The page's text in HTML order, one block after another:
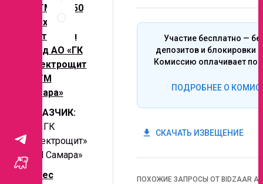
Правила
ор ТМГП-250
по схеме
Скотта для
нужд АО «ГК
«Электрощит
» - ТМ
Самара»
ЗАКАЗЧИК:
АО «ГК
«Электрощит»
- ТМ Самара»
Адрес
Участие бесплатно —
депозитов и блокировки
Комиссию оплачивает
ПОДРОБНЕЕ О
get_app СКАЧАТЬ ИЗВЕЩЕНИЕ
ПОХОЖИЕ ЗАПРОСЫ ОТ BIDZAAR AI